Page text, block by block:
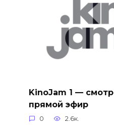
KinoJam 1 —
прямой эфир
0 2.6к.